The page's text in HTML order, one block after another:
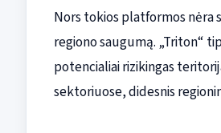
Nors tokios platformos nėra
regiono saugumą. „Triton“
potencialiai rizikingas
sektoriuose, didesnis